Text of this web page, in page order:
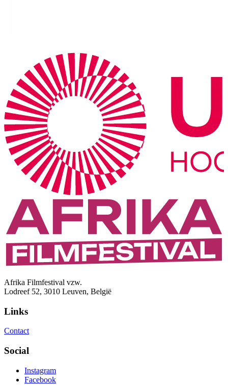
Afrika Filmfestival vzw.
Lodreef 52, 3010 Leuven, België
Links
Contact
Social
Instagram
Facebook